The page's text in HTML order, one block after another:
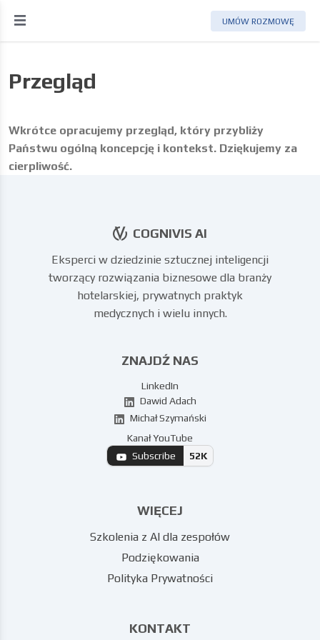
UMÓW ROZMOWĘ
Przegląd
Wkrótce opracujemy przegląd, który przybliży
Państwu ogólną koncepcję i kontekst. Dziękujemy za
cierpliwość.
COGNIVIS AI
Eksperci w dziedzinie sztucznej inteligencji
tworzący rozwiązania biznesowe dla branży
hotelarskiej, prywatnych praktyk
medycznych i wielu innych.
ZNAJDŹ NAS
LinkedIn
Dawid Adach
Michał Szymański
Kanał YouTube
Subscribe
52K
WIĘCEJ
Szkolenia z AI dla zespołów
Podziękowania
Polityka Prywatności
KONTAKT